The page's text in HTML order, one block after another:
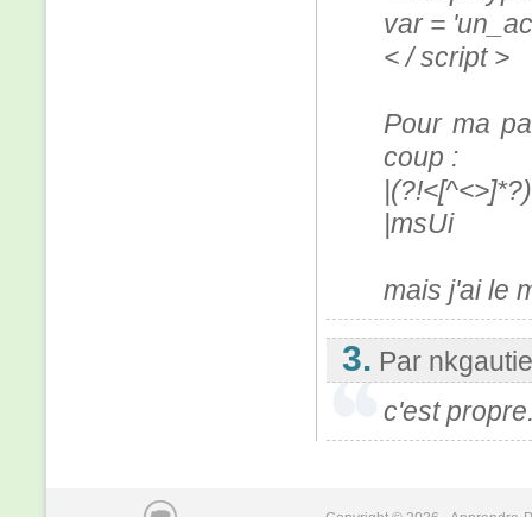
var =
< / script >
Pour ma
coup :
|msUi
mais j'ai le
3. Par
c'est